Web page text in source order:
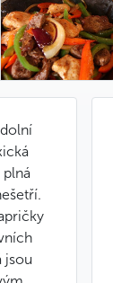
plná
jsou